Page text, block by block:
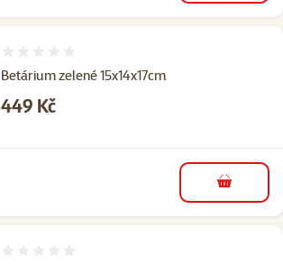
Betárium zelené 15x14x17cm
Cena
449 Kč
do košíku